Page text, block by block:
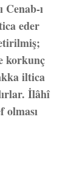
Cenab-ı
eder
korkunç
iltica
İlâhî
olması